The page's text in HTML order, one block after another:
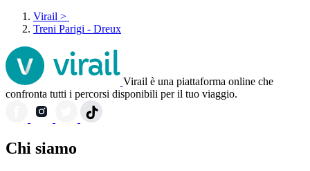
Virail >
Treni Parigi - Dreux
Virail è una piattaforma online che
confronta tutti i percorsi disponibili per il tuo viaggio.
Chi siamo